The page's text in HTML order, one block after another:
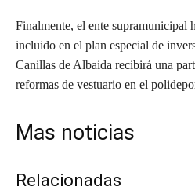
Finalmente, el ente supramunicipal
incluido en el plan especial de
Canillas de Albaida recibirá una
reformas de vestuario en el
Mas noticias
Relacionadas